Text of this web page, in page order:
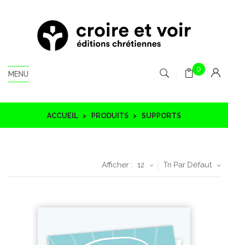
MENU
0
ACCUEIL PRODUITS SUPPORTS
Tri Par Défaut
Afficher : 12